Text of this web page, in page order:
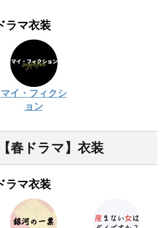
ラマ衣装
マイ・フィクシ
ョン
春ドラマ】衣装
ラマ衣装